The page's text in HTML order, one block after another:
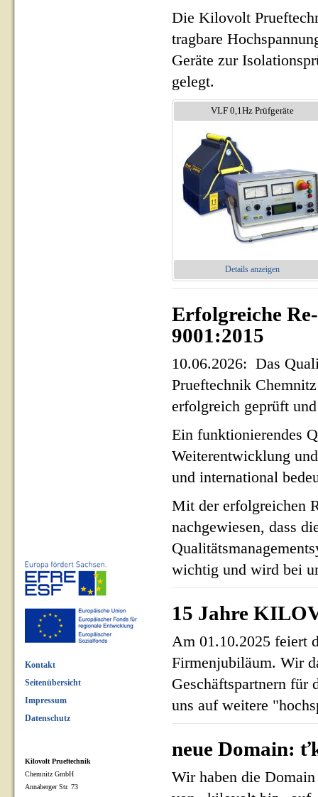
Die Kilovolt
tragbare
Geräte zur
gelegt.
VLF 0,1Hz Prüfgeräte
Details anzeigen
Erfolgreiche
9001:2015
10.06.2026: Das
Prueftechnik
erfolgreich geprüft
Ein funktionierendes
Weiterentwicklung
und international
Mit der erfolgreichen
nachgewiesen, dass
wichtig und wird bei
15 Jahre
Am 01.10.2025 feiert
Firmenjubiläum. Wir
Geschäftspartnern für
uns auf weitere
neue Domain:
Wir haben die
Kontakt
Seitenübersicht
Impressum
Datenschutz
Kilovolt Prueftechnik
Chemnitz GmbH
Annaberger Str. 73